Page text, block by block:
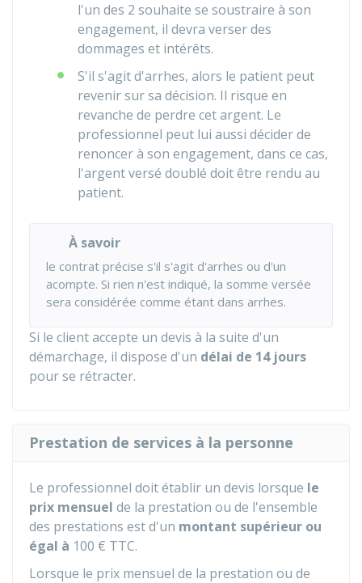
l'un des 2 souhaite se soustraire à son
engagement, il devra verser des
dommages et intérêts.
S'il s'agit d'arrhes, alors le patient peut
revenir sur sa décision. Il risque en
revanche de perdre cet argent. Le
professionnel peut lui aussi décider de
renoncer à son engagement, dans ce cas,
l'argent versé doublé doit être rendu au
patient.
À savoir
le contrat précise s'il s'agit d'arrhes ou d'un
acompte. Si rien n'est indiqué, la somme versée
sera considérée comme étant dans arrhes.
Si le client accepte un devis à la suite d'un
démarchage, il dispose d'un délai de 14 jours
pour se rétracter.
Prestation de services à la personne
Le professionnel doit établir un devis lorsque le
prix mensuel de la prestation ou de l'ensemble
des prestations est d'un montant supérieur ou
égal à 100 € TTC.
Lorsque le prix mensuel de la prestation ou de